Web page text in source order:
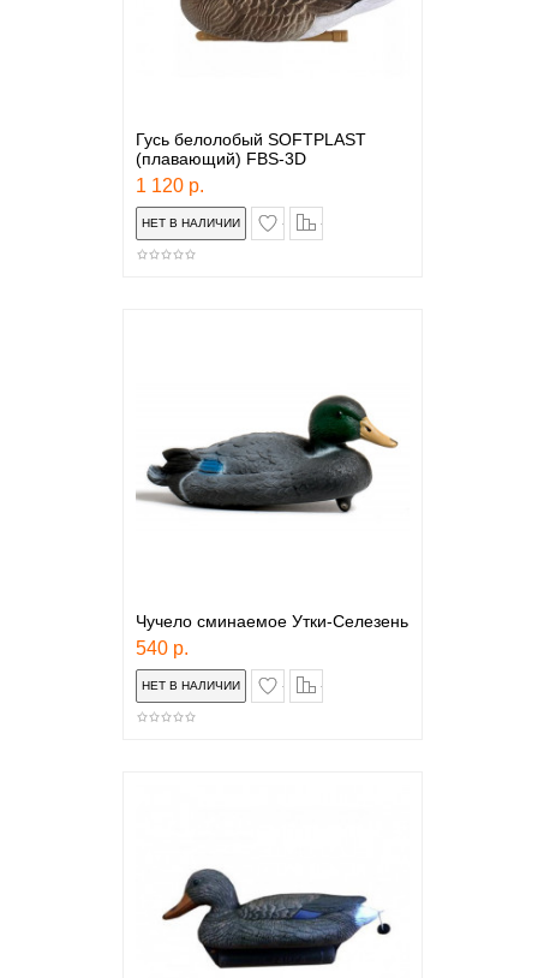
Гусь белолобый SOFTPLAST
(плавающий) FBS-3D
1 120 р.
в закладки
Чучело сминаемое Утки-Селезень
540 р.
в закладки